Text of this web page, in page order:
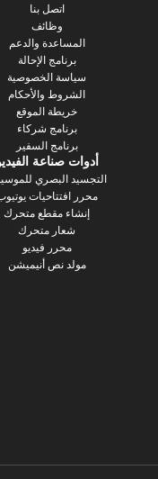
اتصل بنا
وظائف
المساعدة والدعم
برنامج الإحالة
سياسة الخصوصية
الشروط والأحكام
خريطة الموقع
برنامج شركاء
برنامج السفير
أدوات صناعة الفيديو
التجسيد البصري للموسيقى
محرر افتتاحيات يوتيوب
إنشاء مقطع متحرك
شعار متحرك
محرر فيديو
مولد نص أنيميشن